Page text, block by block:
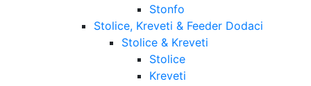
Stonfo
Stolice, Kreveti & Feeder Dodaci
Stolice & Kreveti
Stolice
Kreveti